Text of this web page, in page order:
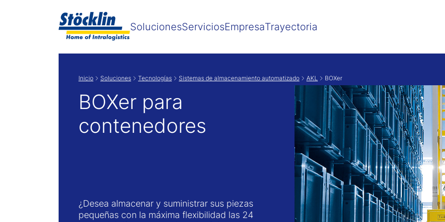
SolucionesServiciosEmpresaTrayectoria
Inicio Soluciones Tecnologías Sistemas de almacenamiento automatizado AKL BOXer
BOXer para
contenedores
¿Desea almacenar y suministrar sus piezas
pequeñas con la máxima flexibilidad las 24